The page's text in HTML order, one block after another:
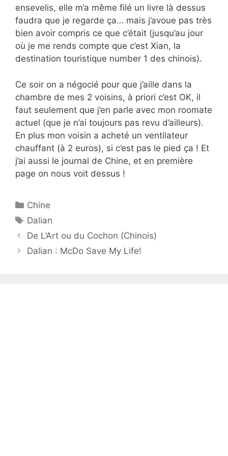
ensevelis, elle m’a même filé un livre là dessus
faudra que je regarde ça… mais j’avoue pas très
bien avoir compris ce que c’était (jusqu’au jour
où je me rends compte que c’est Xian, la
destination touristique number 1 des chinois).
Ce soir on a négocié pour que j’aille dans la
chambre de mes 2 voisins, à priori c’est OK, il
faut seulement que j’en parle avec mon roomate
actuel (que je n’ai toujours pas revu d’ailleurs).
En plus mon voisin a acheté un ventilateur
chauffant (à 2 euros), si c’est pas le pied ça ! Et
j’ai aussi le journal de Chine, et en première
page on nous voit dessus !
Catégories
Chine
Étiquettes
Dalian
De L’Art ou du Cochon (Chinois)
Dalian : McDo Save My Life!